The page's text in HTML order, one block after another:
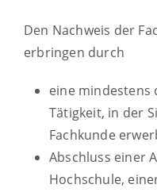
Den Nachweis der
erbringen durch
eine mindestens
Tätigkeit, in der
Fachkunde
Abschluss einer
Hochschule,